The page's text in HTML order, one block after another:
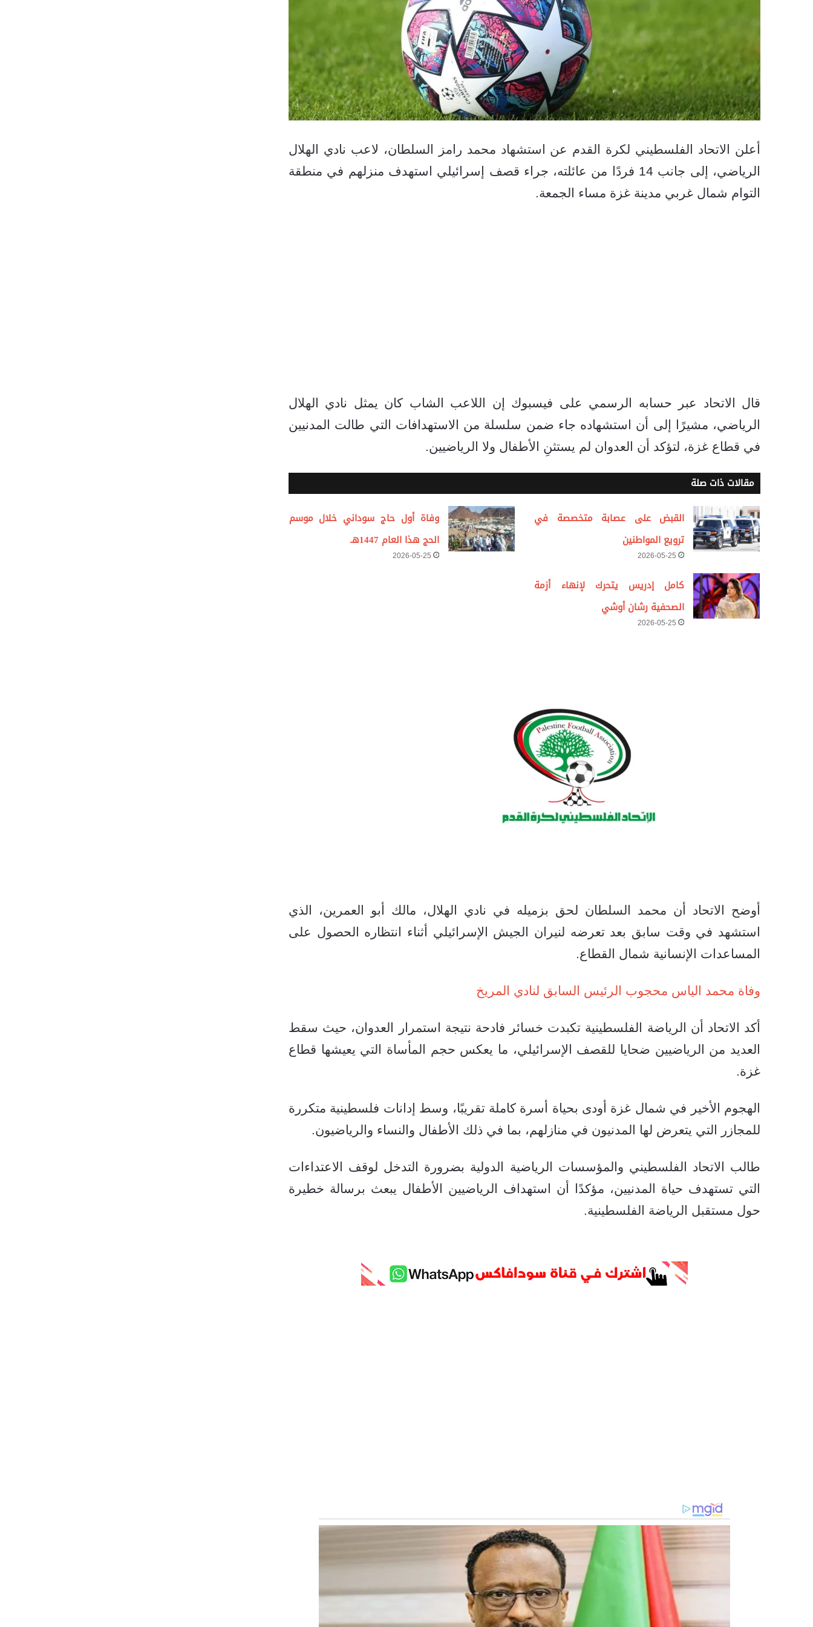
أعلن الاتحاد الفلسطيني لكرة القدم عن استشهاد محمد رامز السلطان، لاعب نادي الهلال
الرياضي، إلى جانب 14 فردًا من عائلته، جراء قصف إسرائيلي استهدف منزلهم في منطقة
التوام شمال غربي مدينة غزة مساء الجمعة.
قال الاتحاد عبر حسابه الرسمي على فيسبوك إن اللاعب الشاب كان يمثل نادي الهلال
الرياضي، مشيرًا إلى أن استشهاده جاء ضمن سلسلة من الاستهدافات التي طالت المدنيين
في قطاع غزة، لتؤكد أن العدوان لم يستثنِ الأطفال ولا الرياضيين.
مقالات ذات صلة
القبض على عصابة متخصصة في
ترويع المواطنين
2026-05-25
وفاة أول حاج سوداني خلال موسم
الحج هذا العام 1447هـ
2026-05-25
كامل إدريس يتحرك لإنهاء أزمة
الصحفية رشان أوشي
2026-05-25
أوضح الاتحاد أن محمد السلطان لحق بزميله في نادي الهلال، مالك أبو العمرين، الذي
استشهد في وقت سابق بعد تعرضه لنيران الجيش الإسرائيلي أثناء انتظاره الحصول على
المساعدات الإنسانية شمال القطاع.
وفاة محمد الياس محجوب الرئيس السابق لنادي المريخ
أكد الاتحاد أن الرياضة الفلسطينية تكبدت خسائر فادحة نتيجة استمرار العدوان، حيث سقط
العديد من الرياضيين ضحايا للقصف الإسرائيلي، ما يعكس حجم المأساة التي يعيشها قطاع
غزة.
الهجوم الأخير في شمال غزة أودى بحياة أسرة كاملة تقريبًا، وسط إدانات فلسطينية متكررة
للمجازر التي يتعرض لها المدنيون في منازلهم، بما في ذلك الأطفال والنساء والرياضيون.
طالب الاتحاد الفلسطيني والمؤسسات الرياضية الدولية بضرورة التدخل لوقف الاعتداءات
التي تستهدف حياة المدنيين، مؤكدًا أن استهداف الرياضيين الأطفال يبعث برسالة خطيرة
حول مستقبل الرياضة الفلسطينية.